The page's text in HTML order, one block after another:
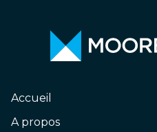
Accueil
A propos